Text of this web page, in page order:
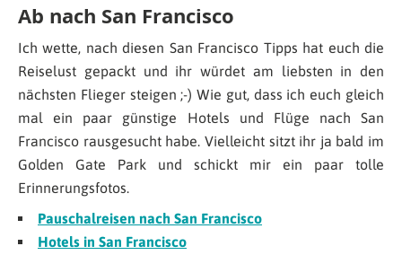
Ab nach San Francisco
Ich wette, nach diesen San Francisco Tipps hat euch die
Reiselust gepackt und ihr würdet am liebsten in den
nächsten Flieger steigen ;-) Wie gut, dass ich euch gleich
mal ein paar günstige Hotels und Flüge nach San
Francisco rausgesucht habe. Vielleicht sitzt ihr ja bald im
Golden Gate Park und schickt mir ein paar tolle
Erinnerungsfotos.
Pauschalreisen nach San Francisco
Hotels in San Francisco